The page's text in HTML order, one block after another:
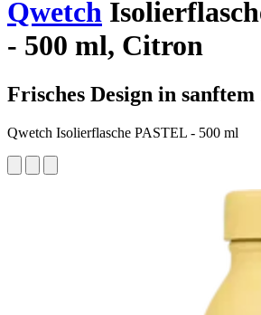
Qwetch
- 500 ml, Citron
Frisches Design in
Qwetch Isolierflasche PASTEL - 500 ml